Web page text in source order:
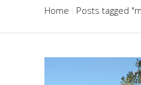
Home Posts tagged